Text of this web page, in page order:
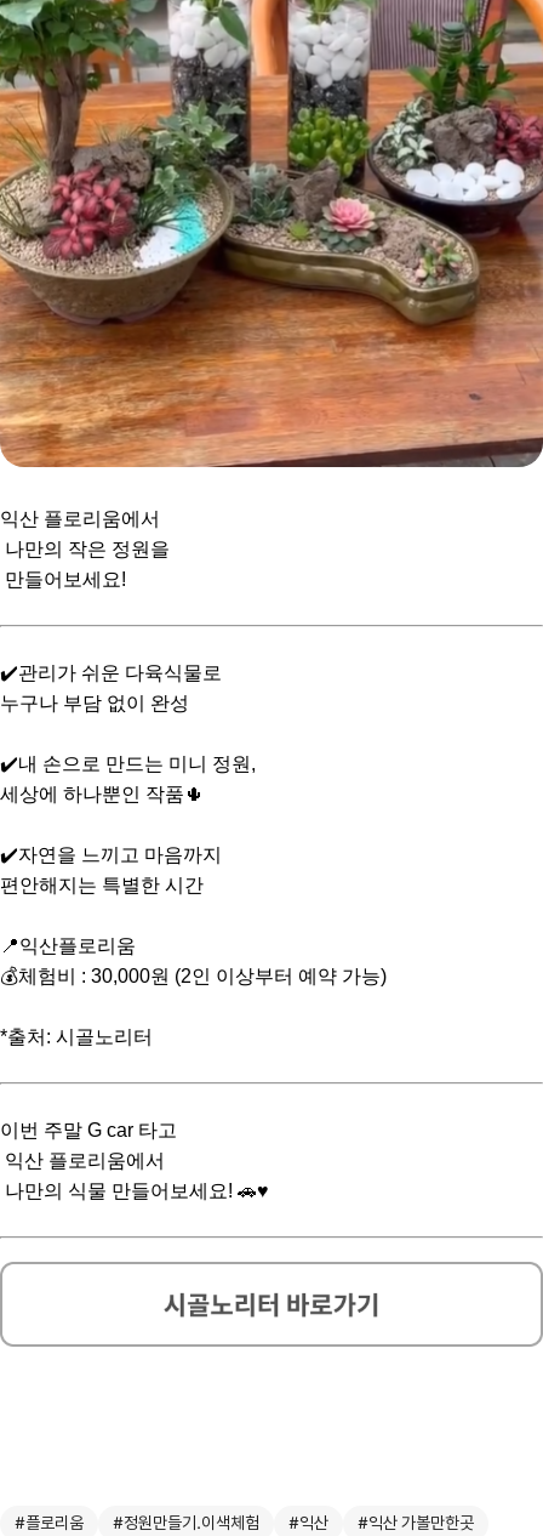
익산 플로리움에서
나만의 작은 정원을
만들어보세요!
✔️관리가 쉬운 다육식물로
누구나 부담 없이 완성
✔️내 손으로 만드는 미니 정원,
세상에 하나뿐인 작품🌵
✔️자연을 느끼고 마음까지
편안해지는 특별한 시간
📍익산플로리움
💰체험비 : 30,000원 (2인 이상부터 예약 가능)
*출처: 시골노리터
이번 주말 G car 타고
익산 플로리움에서
나만의 식물 만들어보세요! 🚗♥️
#플로리움 #정원만들기.이색체험 #익산
#익산 가볼만한곳